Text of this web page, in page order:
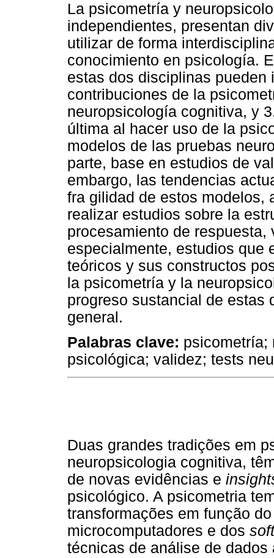
La psicometría y
independientes, presentan
utilizar de forma
conocimiento en psicología.
estas dos disciplinas pueden
contribuciones de la
neuropsicología cognitiva, y
última al hacer uso de la
modelos de las pruebas
parte, base en estudios de
embargo, las tendencias
fra gilidad de estos modelos,
realizar estudios sobre la
procesamiento de
especialmente, estudios que
teóricos y sus constructos
la psicometría y la
progreso sustancial de estas
general.
Palabras clave: psicometría;
psicológica; validez; tests
Duas grandes tradições em
neuropsicologia cognitiva,
de novas evidências e
psicológico. A psicometria
transformações em função
microcomputadores e dos
técnicas de análise de